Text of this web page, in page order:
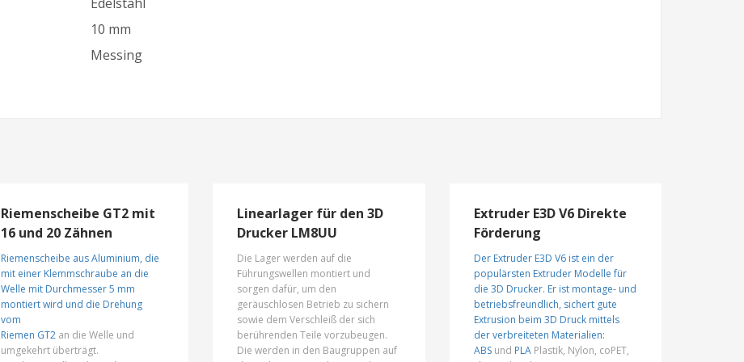
10 mm
Messing
Riemenscheibe GT2 mit
16 und 20 Zähnen
Riemenscheibe aus Aluminium, die
mit einer Klemmschraube an die
Welle mit Durchmesser 5 mm
montiert wird und die Drehung
vom
Riemen GT2an die Welle und
umgekehrt überträgt.
Linearlager für den 3D
Drucker LM8UU
Die Lager werden auf die
Führungswellen montiert und
sorgen dafür, um den
geräuschlosen Betrieb zu sichern
sowie dem Verschleiß der sich
berührenden Teile vorzubeugen.
Die werden in den Baugruppen auf
Extruder E3D V6 Direkte
Förderung
Der Extruder E3D V6 ist ein der
populärsten Extruder Modelle für
die 3D Drucker. Er ist montage- und
betriebsfreundlich, sichert gute
Extrusion beim 3D Druck mittels
der verbreiteten Materialien:
ABSund PLAPlastik, Nylon, coPET,